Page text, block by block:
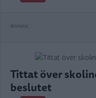
Annons:
Tittat över
beslutet